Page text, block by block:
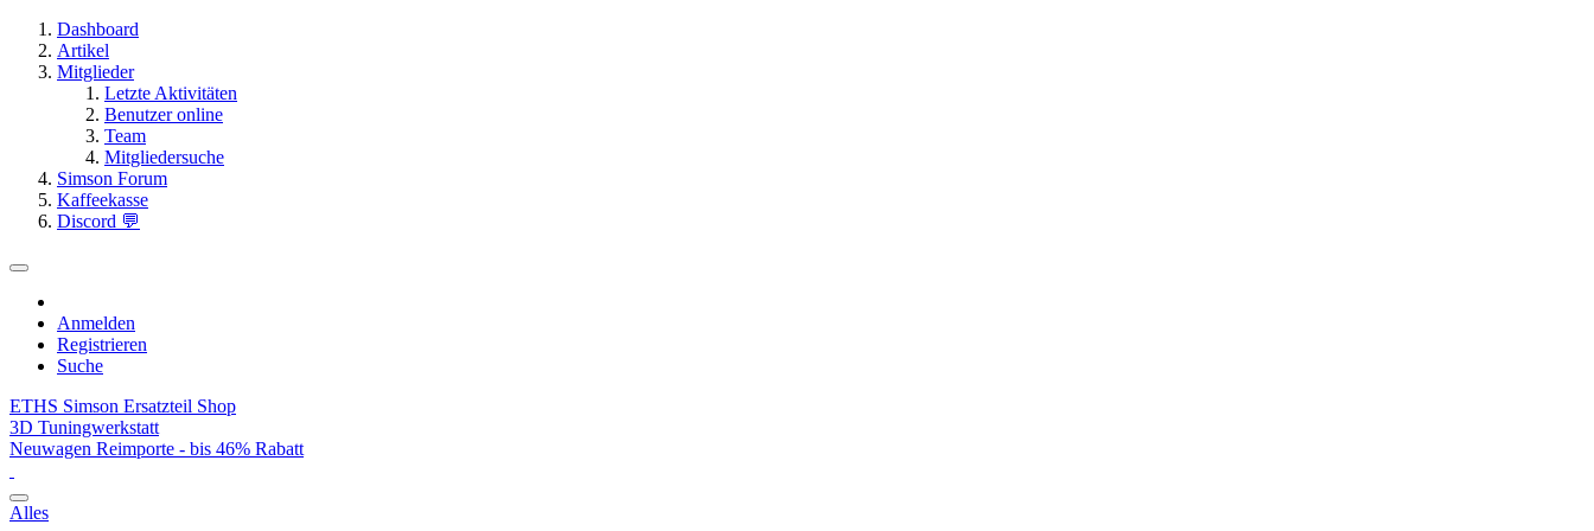
Dashboard
Artikel
Mitglieder
Letzte Aktivitäten
Benutzer online
Team
Mitgliedersuche
Simson Forum
Kaffeekasse
Discord 💬
Anmelden
Registrieren
Suche
ETHS Simson Ersatzteil Shop
3D Tuningwerkstatt
Neuwagen Reimporte - bis 46% Rabatt
Alles